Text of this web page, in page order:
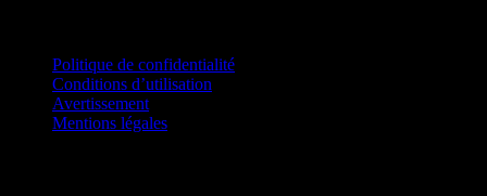
Politique de confidentialité
Conditions d’utilisation
Avertissement
Mentions légales